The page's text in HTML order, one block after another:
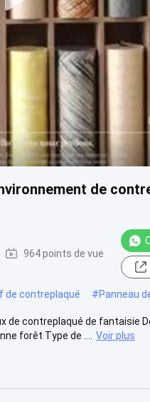
de
964 points de vue
de contreplaqué #Panneau
de contreplaqué de fantaisie
forêt Type de ....
Voir plus